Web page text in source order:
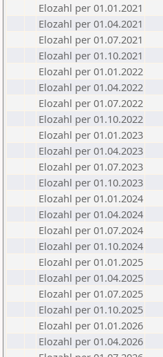
Elozahl per 01.01.2021
Elozahl per 01.04.2021
Elozahl per 01.07.2021
Elozahl per 01.10.2021
Elozahl per 01.01.2022
Elozahl per 01.04.2022
Elozahl per 01.07.2022
Elozahl per 01.10.2022
Elozahl per 01.01.2023
Elozahl per 01.04.2023
Elozahl per 01.07.2023
Elozahl per 01.10.2023
Elozahl per 01.01.2024
Elozahl per 01.04.2024
Elozahl per 01.07.2024
Elozahl per 01.10.2024
Elozahl per 01.01.2025
Elozahl per 01.04.2025
Elozahl per 01.07.2025
Elozahl per 01.10.2025
Elozahl per 01.01.2026
Elozahl per 01.04.2026